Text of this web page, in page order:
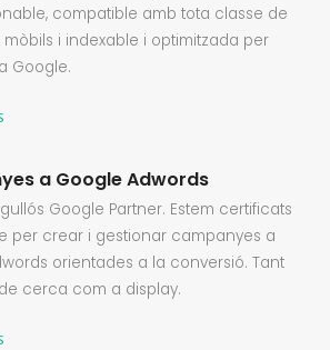
compatible amb tota classe de
mòbils i indexable i optimitzada per
Google.
a Google Adwords
Google Partner. Estem certificats
per crear i gestionar campanyes a
orientades a la conversió. Tant
cerca com a display.